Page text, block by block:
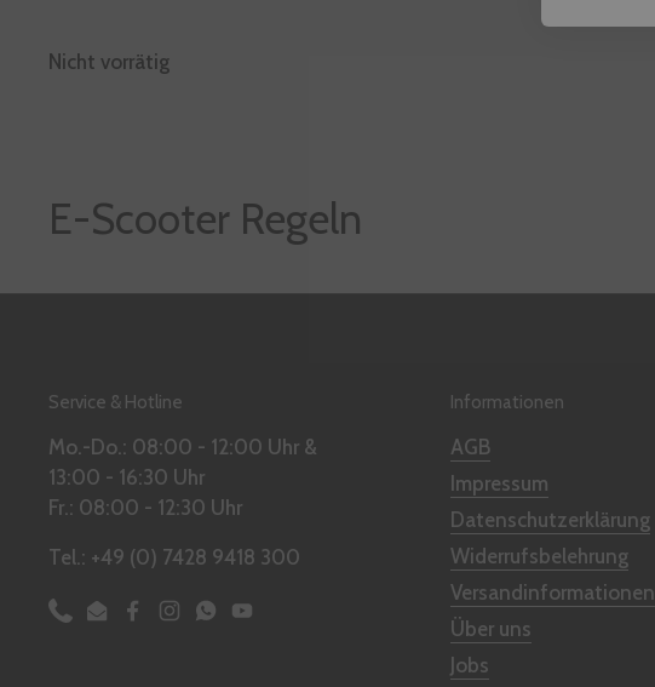
Nicht vorrätig
E-Scooter Regeln
Service & Hotline
Mo.-Do.: 08:00 - 12:00 Uhr &
13:00 - 16:30 Uhr
Fr.: 08:00 - 12:30 Uhr
Tel.: +49 (0) 7428 9418 300
PhoneEmailFacebook
Instagram
WhatsApp
YouTube
Informationen
AGB
Impressum
Datenschutzerklärung
Widerrufsbelehrung
Versandinformationen
Über uns
Jobs